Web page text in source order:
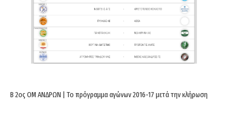
B 2ος ΟΜ ΑΝΔΡΩΝ | Το πρόγραμμα αγώνων 2016-17 μετά την κλήρωση